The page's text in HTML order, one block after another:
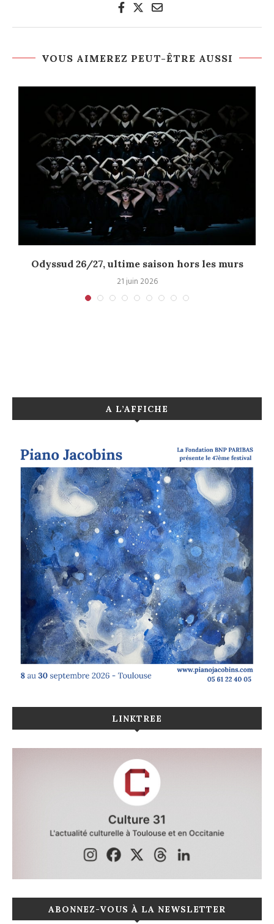
VOUS AIMEREZ PEUT-ÊTRE AUSSI
Odyssud 26/27, ultime saison hors les murs
21 juin 2026
A L’AFFICHE
LINKTREE
ABONNEZ-VOUS À LA NEWSLETTER